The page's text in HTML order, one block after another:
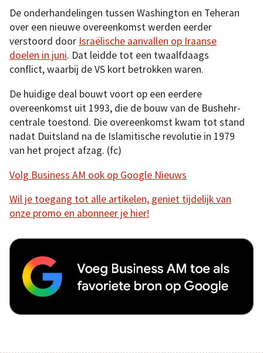
De onderhandelingen tussen Washington en Teheran
over een nieuwe overeenkomst werden eerder
verstoord door Israëlische aanvallen op Iraanse
doelen in juni. Dat leidde tot een twaalfdaags
conflict, waarbij de VS kort betrokken waren.
De huidige deal bouwt voort op een eerdere
overeenkomst uit 1993, die de bouw van de Bushehr-
centrale toestond. Die overeenkomst kwam tot stand
nadat Duitsland na de Islamitische revolutie in 1979
van het project afzag. (fc)
Volg Business AM ook op Google Nieuws
Wil je toegang tot alle artikelen, geniet tijdelijk van
onze promo en abonneer je hier!